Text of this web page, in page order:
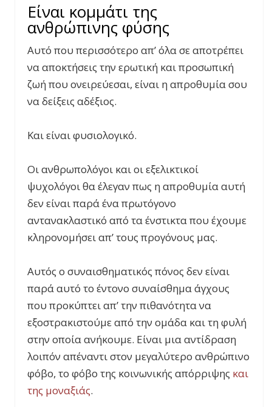
Είναι κομμάτι της
ανθρώπινης φύσης
Αυτό που περισσότερο απ’ όλα σε αποτρέπει
να αποκτήσεις την ερωτική και προσωπική
ζωή που ονειρεύεσαι, είναι η απροθυμία σου
να δείξεις αδέξιος.
Και είναι φυσιολογικό.
Οι ανθρωπολόγοι και οι εξελικτικοί
ψυχολόγοι θα έλεγαν πως η απροθυμία αυτή
δεν είναι παρά ένα πρωτόγονο
αντανακλαστικό από τα ένστικτα που έχουμε
κληρονομήσει απ’ τους προγόνους μας.
Αυτός ο συναισθηματικός πόνος δεν είναι
παρά αυτό το έντονο συναίσθημα άγχους
που προκύπτει απ’ την πιθανότητα να
εξοστρακιστούμε από την ομάδα και τη φυλή
στην οποία ανήκουμε. Είναι μια αντίδραση
λοιπόν απέναντι στον μεγαλύτερο ανθρώπινο
φόβο, το φόβο της κοινωνικής απόρριψης και
της μοναξιάς.